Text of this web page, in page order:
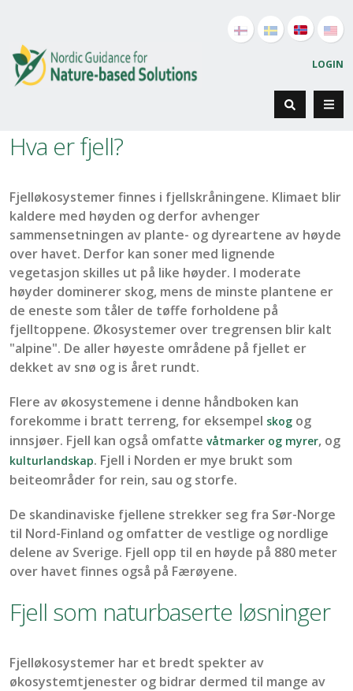
LOGIN
Hva er fjell?
Fjelløkosystemer finnes i fjellskråningene. Klimaet blir
kaldere med høyden og derfor avhenger
sammensetningen av plante- og dyreartene av høyde
over havet. Derfor kan soner med lignende
vegetasjon skilles ut på like høyder. I moderate
høyder dominerer skog, mens de minste plantene er
de eneste som tåler de tøffe forholdene på
fjelltoppene. Økosystemer over tregrensen blir kalt
"alpine". De aller høyeste områdene på fjellet er
dekket av snø og is året rundt.
Flere av økosystemene i denne håndboken kan
forekomme i bratt terreng, for eksempel skog og
innsjøer. Fjell kan også omfatte våtmarker og myrer, og
kulturlandskap. Fjell i Norden er mye brukt som
beiteområder for rein, sau og storfe.
De skandinaviske fjellene strekker seg fra Sør-Norge
til Nord-Finland og omfatter de vestlige og nordlige
delene av Sverige. Fjell opp til en høyde på 880 meter
over havet finnes også på Færøyene.
Fjell som naturbaserte løsninger
Fjelløkosystemer har et bredt spekter av
økosystemtjenester og bidrar dermed til mange av